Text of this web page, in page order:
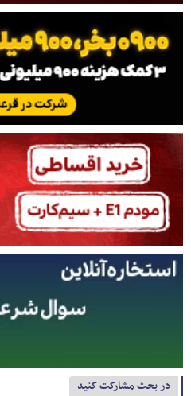
در بحث مشارکت کنید